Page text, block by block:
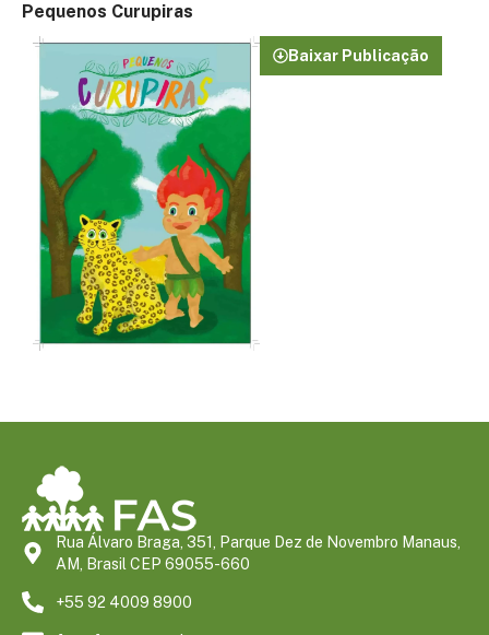
Pequenos Curupiras
Baixar Publicação
Rua Álvaro Braga, 351, Parque Dez de Novembro Manaus,
AM, Brasil CEP 69055-660
+55 92 4009 8900